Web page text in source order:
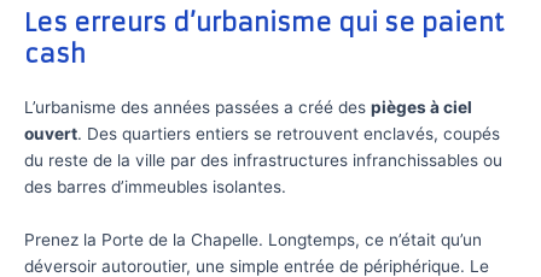
Les erreurs d’urbanisme qui se paient
cash
L’urbanisme des années passées a créé des pièges à ciel
ouvert. Des quartiers entiers se retrouvent enclavés, coupés
du reste de la ville par des infrastructures infranchissables ou
des barres d’immeubles isolantes.
Prenez la Porte de la Chapelle. Longtemps, ce n’était qu’un
déversoir autoroutier, une simple entrée de périphérique. Le